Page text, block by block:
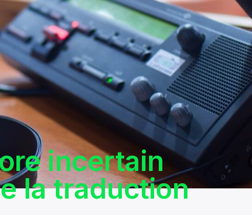
incertain
la traduction